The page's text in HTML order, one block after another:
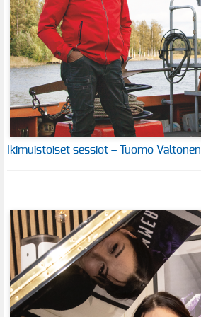
Ikimuistoiset sessiot – Tuomo Valtonen